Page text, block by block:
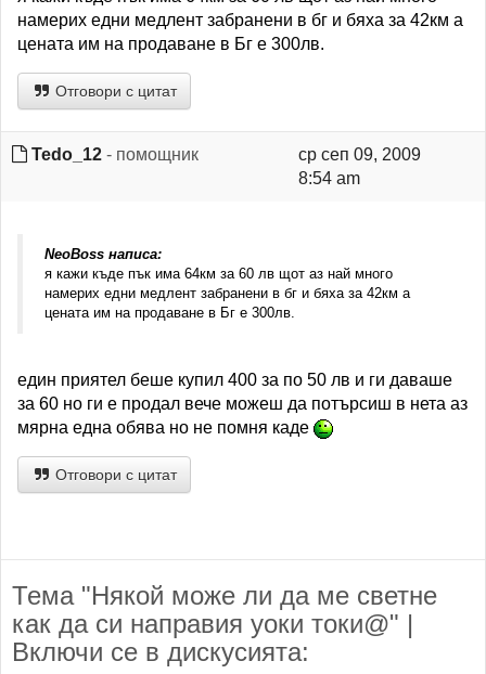
намерих едни медлент забранени в бг и бяха за 42км а
цената им на продаване в Бг е 300лв.
Отговори с цитат
Tedo_12 - помощник
ср сеп 09, 2009
8:54 am
NeoBoss написа:
я кажи къде пък има 64км за 60 лв щот аз най много
намерих едни медлент забранени в бг и бяха за 42км а
цената им на продаване в Бг е 300лв.
един приятел беше купил 400 за по 50 лв и ги даваше
за 60 но ги е продал вече можеш да потърсиш в нета аз
мярна една обява но не помня каде
Отговори с цитат
Тема "Някой може ли да ме светне
как да си направия уоки токи@" |
Включи се в дискусията: